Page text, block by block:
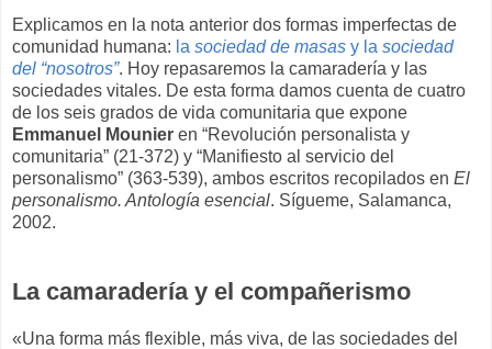
Explicamos en la nota anterior dos formas imperfectas de
comunidad humana: la sociedad de masas y la sociedad
del “nosotros”. Hoy repasaremos la camaradería y las
sociedades vitales. De esta forma damos cuenta de cuatro
de los seis grados de vida comunitaria que expone
Emmanuel Mounier en “Revolución personalista y
comunitaria” (21-372) y “Manifiesto al servicio del
personalismo” (363-539), ambos escritos recopilados en El
personalismo. Antología esencial. Sígueme, Salamanca,
2002.
La camaradería y el compañerismo
«Una forma más flexible, más viva, de las sociedades del